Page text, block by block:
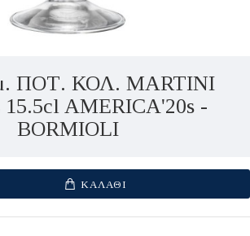
ΠΟΤ. ΚΟΛ. MARTINI
AMERICA'20s -
BORMIOLI
ΚΑΛΆΘΙ